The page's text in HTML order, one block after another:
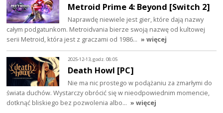
Metroid Prime 4: Beyond [Switch 2]
Naprawdę niewiele jest gier, które dają nazwy
całym podgatunkom. Metroidvania bierze swoją nazwę od kultowej
serii Metroid, która jest z graczami od 1986… » więcej
2025-12-13, godz. 08:05
Death Howl [PC]
Nie ma nic prostego w podążaniu za zmarłymi do
świata duchów. Wystarczy obrócić się w nieodpowiednim momencie,
dotknąć bliskiego bez pozwolenia albo… » więcej